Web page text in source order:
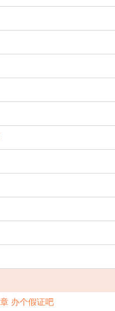
办个假证吧